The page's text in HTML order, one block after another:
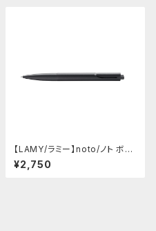
【LAMY/ラミー】noto/ノト ボー
ルペン・限定色 (オールブラック)
¥2,750